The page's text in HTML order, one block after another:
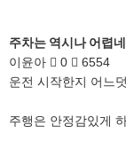
주차는 역시나 어렵
이윤아
0 6554
운전 시작한지 어느
주행은 안정감있게